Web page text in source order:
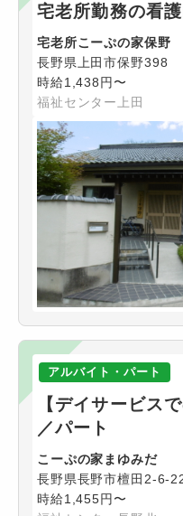
宅老所勤務の看
宅老所こーぷの家保野
長野県上田市保野398
時給1,438円〜
福祉センター上田
アルバイト・パート
【デイサービス
／パート
こーぷの家まゆみだ
長野県長野市檀田2-6-
時給1,455円〜